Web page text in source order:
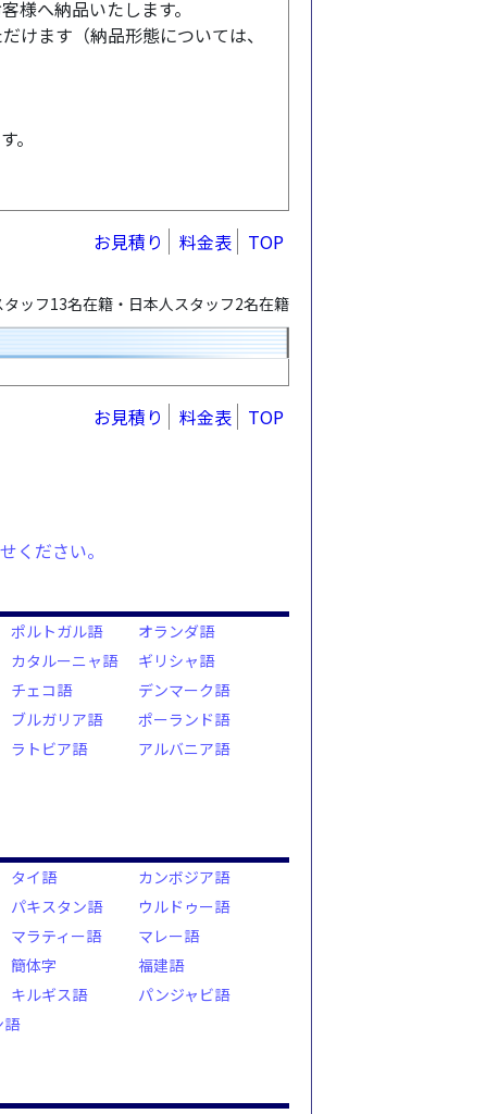
へ納品いたします。
けます（納品形態については、
。
お見積り 料金表 TOP
ッフ13名在籍・日本人スタッフ2名在籍
お見積り
料金表 TOP
ください。
ポルトガル語
オランダ語
カタルーニャ語
ギリシャ語
チェコ語
デンマーク語
ブルガリア語
ポーランド語
ラトビア語
アルバニア語
タイ語
カンボジア語
パキスタン語
ウルドゥー語
マラティー語
マレー語
簡体字
福建語
キルギス語
パンジャビ語
語